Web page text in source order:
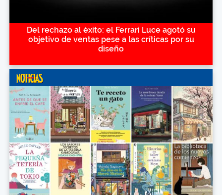
Del rechazo al éxito: el Ferrari Luce agotó su
objetivo de ventas pese a las críticas por su
diseño